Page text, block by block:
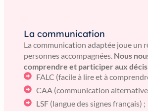
La communication
La communication adaptée joue un
personnes accompagnées. Nous
comprendre et participer aux
FALC (facile à lire et à
CAA (communication
LSF (langue des signes français) ;